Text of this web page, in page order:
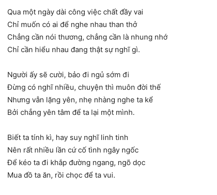
Qua một ngày dài công việc chất đầy vai
Chỉ muốn có ai để nghe nhau than thở
Chẳng cần nói thương, chẳng cần là nhung nhớ
Chỉ cần hiểu nhau đang thật sự nghĩ gì.
Người ấy sẽ cười, bảo đi ngủ sớm đi
Đừng có nghĩ nhiều, chuyện thì muôn đời thế
Nhưng vẫn lặng yên, nhẹ nhàng nghe ta kể
Bởi chẳng yên tâm để ta lại một mình.
Biết ta tính kì, hay suy nghĩ linh tinh
Nên rất nhiều lần cứ cố tình ngây ngốc
Để kéo ta đi khắp đường ngang, ngõ dọc
Mua đồ ta ăn, rồi chọc để ta vui.